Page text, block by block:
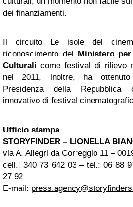
dei finanziamenti.
Il circuito Le isole del
riconoscimento del Ministero
Culturali come festival di rilievo
nel 2011, inoltre, ha
Presidenza della Repubblica
innovativo di festival
Ufficio stampa
STORYFINDER – LIONELLA
via A. Allegri da Correggio 11 –
cell.: 340 73 642 03 – tel.: 06 88
27 92
E-mail: